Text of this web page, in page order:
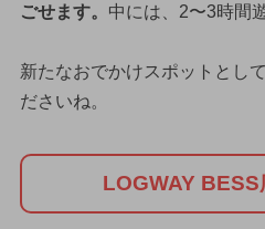
ごせます。 中には、2〜3時間
新たなおでかけスポットとし
ださいね。
LOGWAY BESS